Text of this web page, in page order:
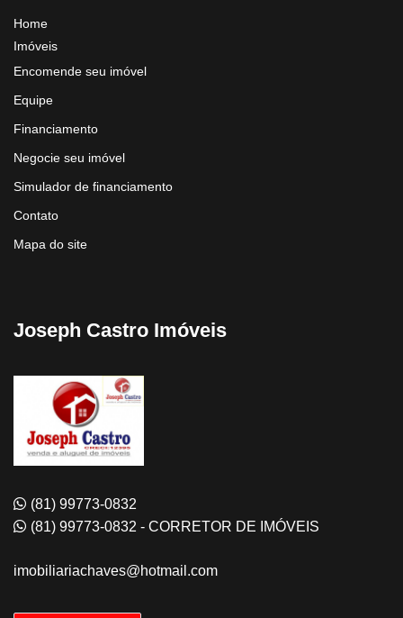
Home
Imóveis
Encomende seu imóvel
Equipe
Financiamento
Negocie seu imóvel
Simulador de financiamento
Contato
Mapa do site
Joseph Castro Imóveis
(81) 99773-0832
(81) 99773-0832 - CORRETOR DE IMÓVEIS
imobiliariachaves@hotmail.com